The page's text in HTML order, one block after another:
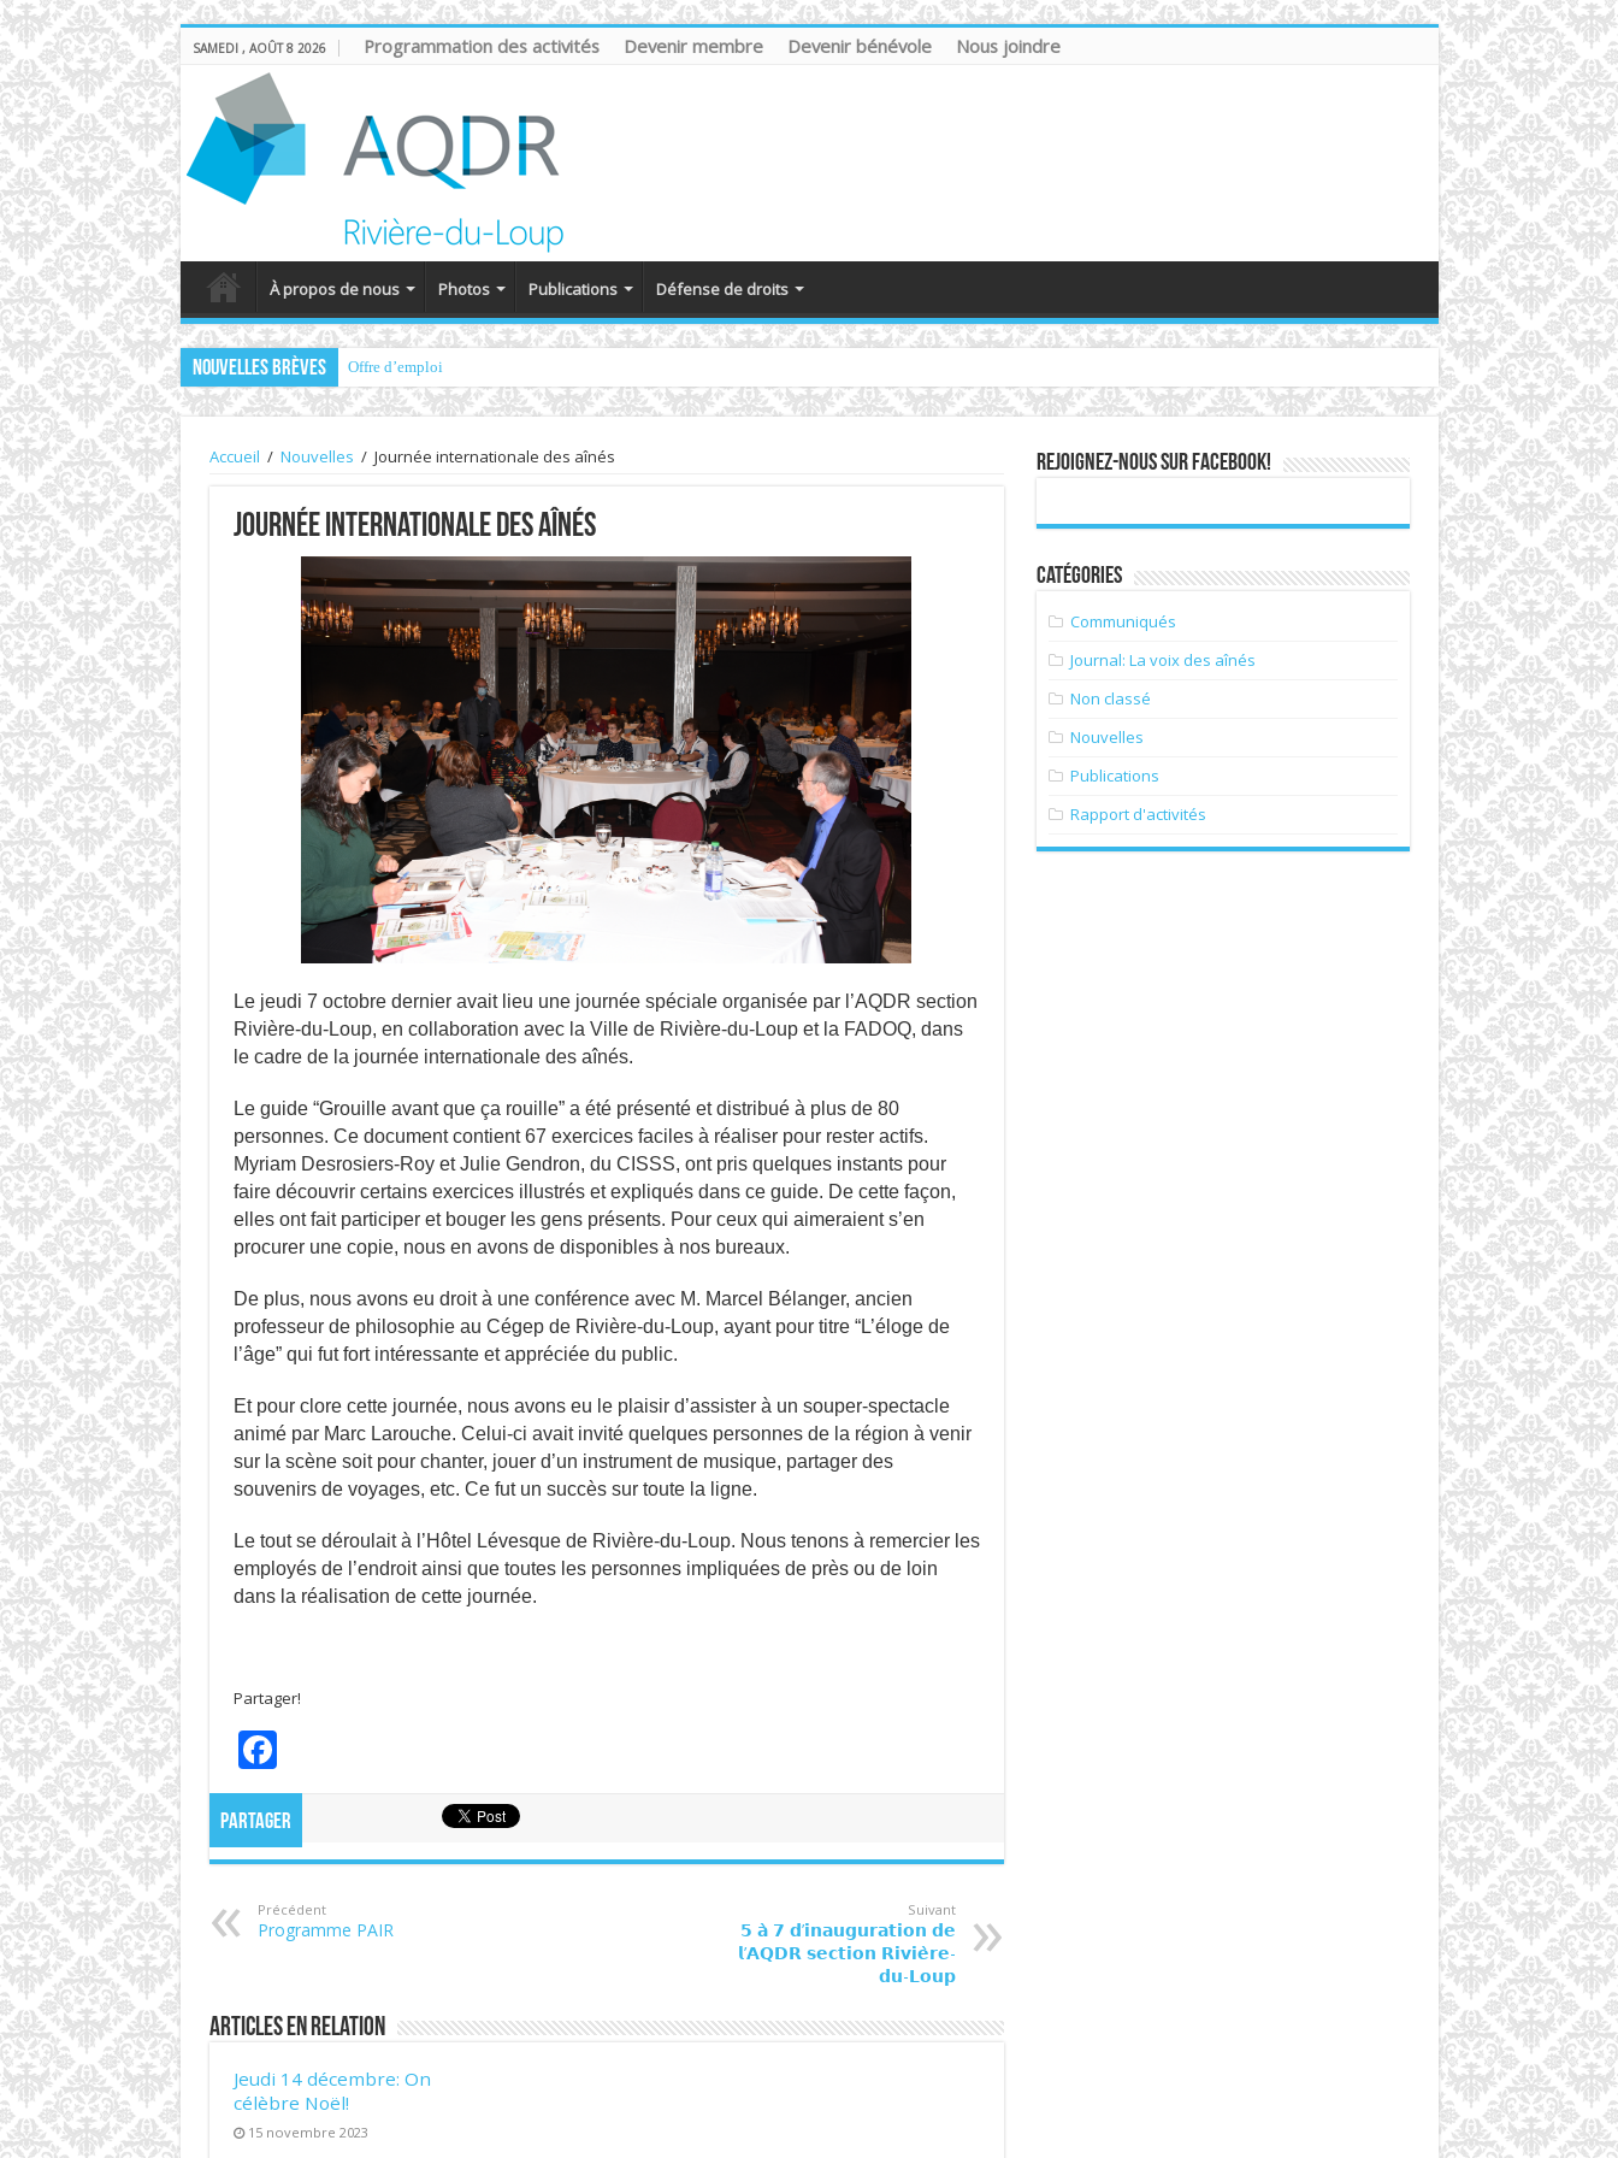
SAMEDI , AOÛT 8 2026 Programmation des activités Devenir membre Devenir bénévole Nous joindre
À propos de nous Photos Publications Défense de droits
Nouvelles brèves Offre d’emploi
Accueil / Nouvelles / Journée internationale des aînés
Journée internationale des aînés
Le jeudi 7 octobre dernier avait lieu une journée spéciale organisée par l’AQDR section
Rivière-du-Loup, en collaboration avec la Ville de Rivière-du-Loup et la FADOQ, dans
le cadre de la journée internationale des aînés.
Le guide “Grouille avant que ça rouille” a été présenté et distribué à plus de 80
personnes. Ce document contient 67 exercices faciles à réaliser pour rester actifs.
Myriam Desrosiers-Roy et Julie Gendron, du CISSS, ont pris quelques instants pour
faire découvrir certains exercices illustrés et expliqués dans ce guide. De cette façon,
elles ont fait participer et bouger les gens présents. Pour ceux qui aimeraient s’en
procurer une copie, nous en avons de disponibles à nos bureaux.
De plus, nous avons eu droit à une conférence avec M. Marcel Bélanger, ancien
professeur de philosophie au Cégep de Rivière-du-Loup, ayant pour titre “L’éloge de
l’âge” qui fut fort intéressante et appréciée du public.
Et pour clore cette journée, nous avons eu le plaisir d’assister à un souper-spectacle
animé par Marc Larouche. Celui-ci avait invité quelques personnes de la région à venir
sur la scène soit pour chanter, jouer d’un instrument de musique, partager des
souvenirs de voyages, etc. Ce fut un succès sur toute la ligne.
Le tout se déroulait à l’Hôtel Lévesque de Rivière-du-Loup. Nous tenons à remercier les
employés de l’endroit ainsi que toutes les personnes impliquées de près ou de loin
dans la réalisation de cette journée.
Partager!
F
ac
e
b
o
o
Partager
Précédent
Programme PAIR
Suivant
𝟱 𝗮̀ 𝟳 𝗱’𝗶𝗻𝗮𝘂𝗴𝘂𝗿𝗮𝘁𝗶𝗼𝗻 𝗱𝗲
𝗹’𝗔𝗤𝗗𝗥 𝘀𝗲𝗰𝘁𝗶𝗼𝗻 𝗥𝗶𝘃𝗶𝗲̀𝗿𝗲-
𝗱𝘂-𝗟𝗼𝘂𝗽
Articles en relation
Jeudi 14 décembre: On
célèbre Noël!
15 novembre 2023
REJOIGNEZ-NOUS SUR FACEBOOK!
Catégories
Communiqués
Journal: La voix des aînés
Non classé
Nouvelles
Publications
Rapport d'activités